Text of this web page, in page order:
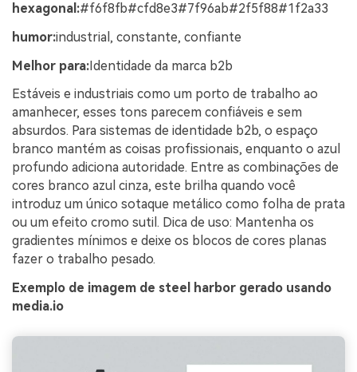
hexagonal:#f6f8fb#cfd8e3#7f96ab#2f5f88#1f2a33
humor:industrial, constante, confiante
Melhor para:Identidade da marca b2b
Estáveis e industriais como um porto de trabalho ao
amanhecer, esses tons parecem confiáveis e sem
absurdos. Para sistemas de identidade b2b, o espaço
branco mantém as coisas profissionais, enquanto o azul
profundo adiciona autoridade. Entre as combinações de
cores branco azul cinza, este brilha quando você
introduz um único sotaque metálico como folha de prata
ou um efeito cromo sutil. Dica de uso: Mantenha os
gradientes mínimos e deixe os blocos de cores planas
fazer o trabalho pesado.
Exemplo de imagem de steel harbor gerado usando
media.io